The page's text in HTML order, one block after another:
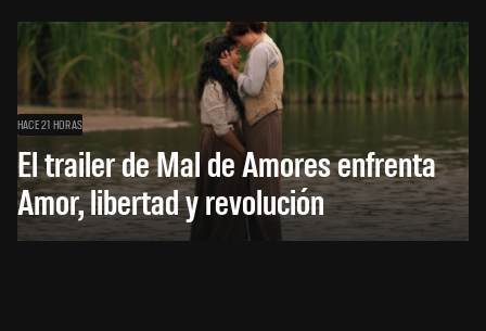
HACE 21 HORAS
El trailer de Mal de Amores enfrenta
Amor, libertad y revolución